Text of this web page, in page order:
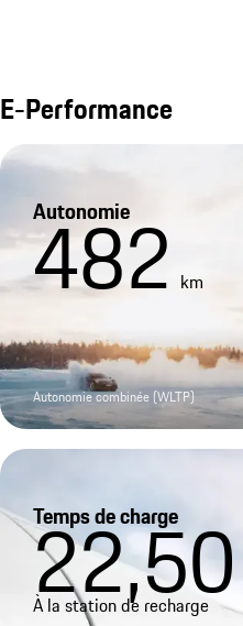
E-Performance
Autonomie
482 km
Autonomie combinée (WLTP)
Temps de charge
22,50
À la station de recharge